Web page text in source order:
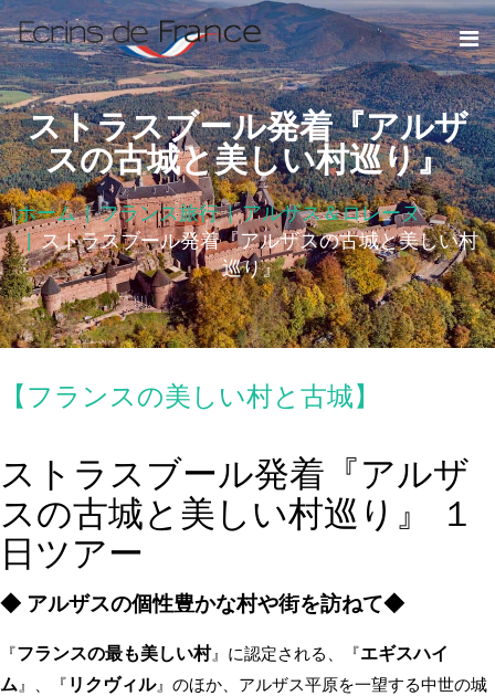
ストラスブール発着『アルザ
スの古城と美しい村巡り』
ホーム フランス旅行
アルザス＆ロレーヌ
ストラスブール発着『アルザスの古城と美しい村
巡り』
【フランスの美しい村と古城】
ストラスブール発着『アルザ
スの古城と美しい村巡り』 １
日ツアー
◆ アルザスの個性豊かな村や街を訪ねて◆
『フランスの最も美しい村』に認定される、『エギスハイ
ム 』、『 リクヴィル』のほか、アルザス平原を一望する中世の城